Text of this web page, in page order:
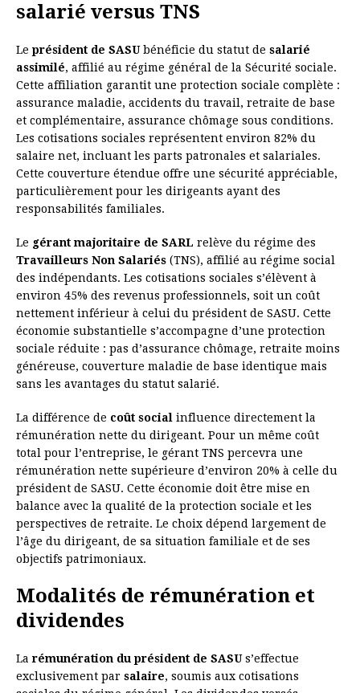
salarié versus TNS
Le président de SASUbénéficie du statut de salarié
assimilé, affilié au régime général de la Sécurité sociale.
Cette affiliation garantit une protection sociale complète :
assurance maladie, accidents du travail, retraite de base
et complémentaire, assurance chômage sous conditions.
Les cotisations sociales représentent environ 82% du
salaire net, incluant les parts patronales et salariales.
Cette couverture étendue offre une sécurité appréciable,
particulièrement pour les dirigeants ayant des
responsabilités familiales.
Le gérant majoritaire de SARL relève du régime des
Travailleurs Non Salariés (TNS), affilié au régime social
des indépendants. Les cotisations sociales s’élèvent à
environ 45% des revenus professionnels, soit un coût
nettement inférieur à celui du président de SASU. Cette
économie substantielle s’accompagne d’une protection
sociale réduite : pas d’assurance chômage, retraite moins
généreuse, couverture maladie de base identique mais
sans les avantages du statut salarié.
La différence de coût social influence directement la
rémunération nette du dirigeant. Pour un même coût
total pour l’entreprise, le gérant TNS percevra une
rémunération nette supérieure d’environ 20% à celle du
président de SASU. Cette économie doit être mise en
balance avec la qualité de la protection sociale et les
perspectives de retraite. Le choix dépend largement de
l’âge du dirigeant, de sa situation familiale et de ses
objectifs patrimoniaux.
Modalités de rémunération et
dividendes
Larémunération du président de SASUs’effectue
exclusivement par salaire, soumis aux cotisations